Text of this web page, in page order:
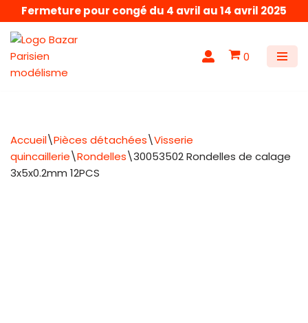
Aller
au
contenu
Fermeture pour congé du 4 avril au 14 avril 2025
0
Accueil\Pièces détachées\Visserie
quincaillerie\Rondelles\30053502 Rondelles de calage
3x5x0.2mm 12PCS